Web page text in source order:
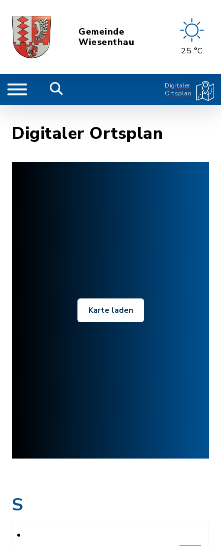
Gemeinde
Wiesenthau
25 °C
Digitaler
Ortsplan
Digitaler Ortsplan
Karte laden
S